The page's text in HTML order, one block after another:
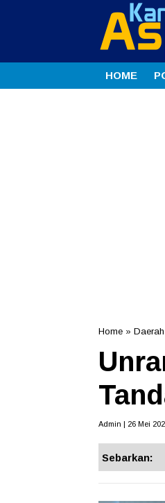
HOME
Home » Daerah
Admin | 26 Mei
Sebarkan: